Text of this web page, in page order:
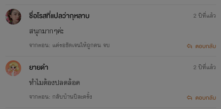
ชื่อโรสที่แปลว่ากุหลาบ
สนุกมากๆค่ะ
จากตอน: แค่รอชัดเจนให้ถูกคน จบ
2 ปีที่แล้ว
ตอบกลับ
ยายดำ
ทำไมต้องปลดล้อค
จากตอน: กลับบ้านปีละครั้ง
2 ปีที่แล้ว
ตอบกลับ